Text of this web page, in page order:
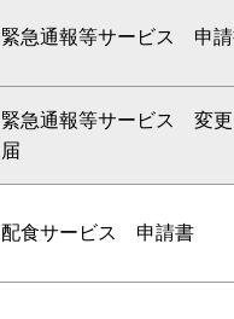
緊急通報等サービス 申
緊急通報等サービス 変更
届
配食サービス 申請書